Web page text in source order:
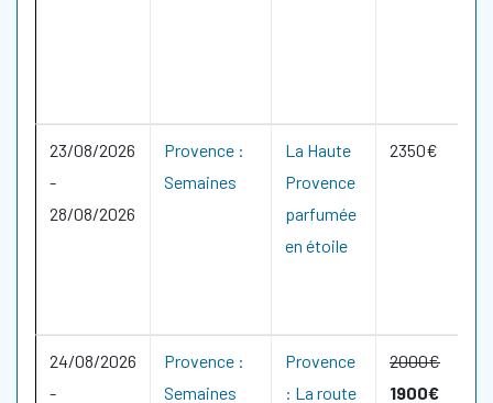
23/08/2026
-
28/08/2026
Provence :
Semaines
La Haute
Provence
parfumée
en étoile
2350€
24/08/2026
-
Provence :
Semaines
Provence
: La route
2000€
1900€